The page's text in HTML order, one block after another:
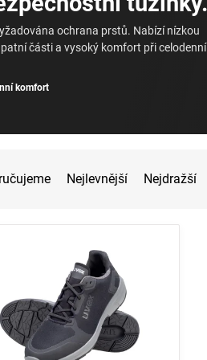
ochrana prstů. Nabízí nízkou
části a vysoký komfort při
komfort
Nejlevnější Nejdražší